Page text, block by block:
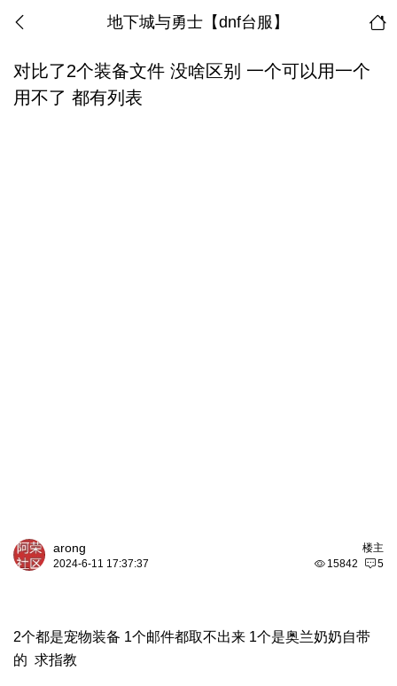
地下城与勇士【dnf台服】
对比了2个装备文件 没啥区别 一个可以用一个
用不了 都有列表
楼主
arong
15842 5
2024-6-11 17:37:37
2个都是宠物装备 1个邮件都取不出来 1个是奥兰奶奶自带
的 求指教